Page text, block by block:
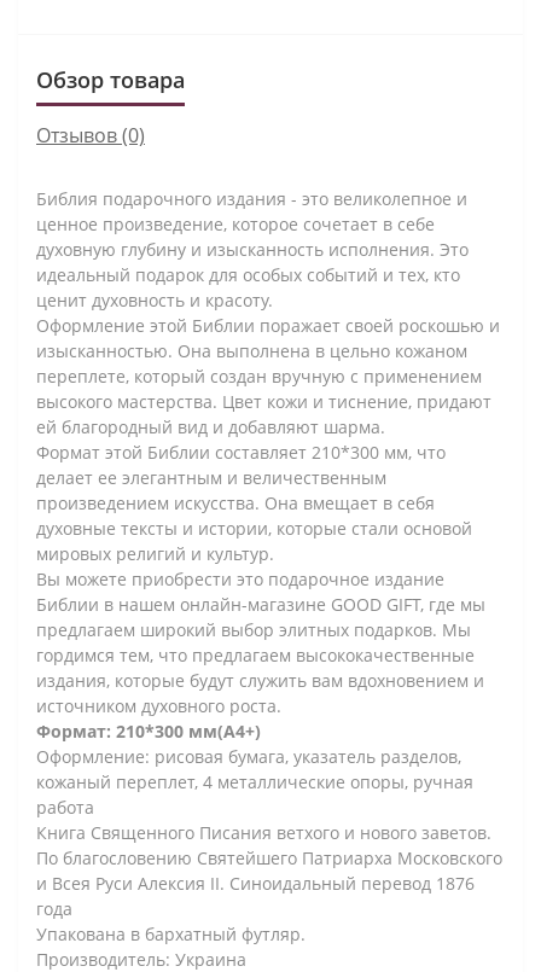
Обзор товара
Отзывов (0)
Библия подарочного издания - это великолепное и
ценное произведение, которое сочетает в себе
духовную глубину и изысканность исполнения. Это
идеальный подарок для особых событий и тех, кто
ценит духовность и красоту.
Оформление этой Библии поражает своей роскошью и
изысканностью. Она выполнена в цельно кожаном
переплете, который создан вручную с применением
высокого мастерства. Цвет кожи и тиснение, придают
ей благородный вид и добавляют шарма.
Формат этой Библии составляет 210*300 мм, что
делает ее элегантным и величественным
произведением искусства. Она вмещает в себя
духовные тексты и истории, которые стали основой
мировых религий и культур.
Вы можете приобрести это подарочное издание
Библии в нашем онлайн-магазине GOOD GIFT, где мы
предлагаем широкий выбор элитных подарков. Мы
гордимся тем, что предлагаем высококачественные
издания, которые будут служить вам вдохновением и
источником духовного роста.
Формат: 210*300 мм(А4+)
Оформление: рисовая бумага, указатель разделов,
кожаный переплет, 4 металлические опоры, ручная
работа
Книга Священного Писания ветхого и нового заветов.
По благословению Святейшего Патриарха Московского
и Всея Руси Алексия ІІ. Синоидальный перевод 1876
года
Упакована в бархатный футляр.
Производитель: Украина